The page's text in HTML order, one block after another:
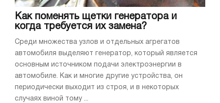
Как поменять щетки генератора и
когда требуется их замена?
Среди множества узлов и отдельных агрегатов
автомобиля выделяют генератор, который является
основным источником подачи электроэнергии в
автомобиле. Как и многие другие устройства, он
периодически выходит из строя, и в некоторых
случаях виной тому ...